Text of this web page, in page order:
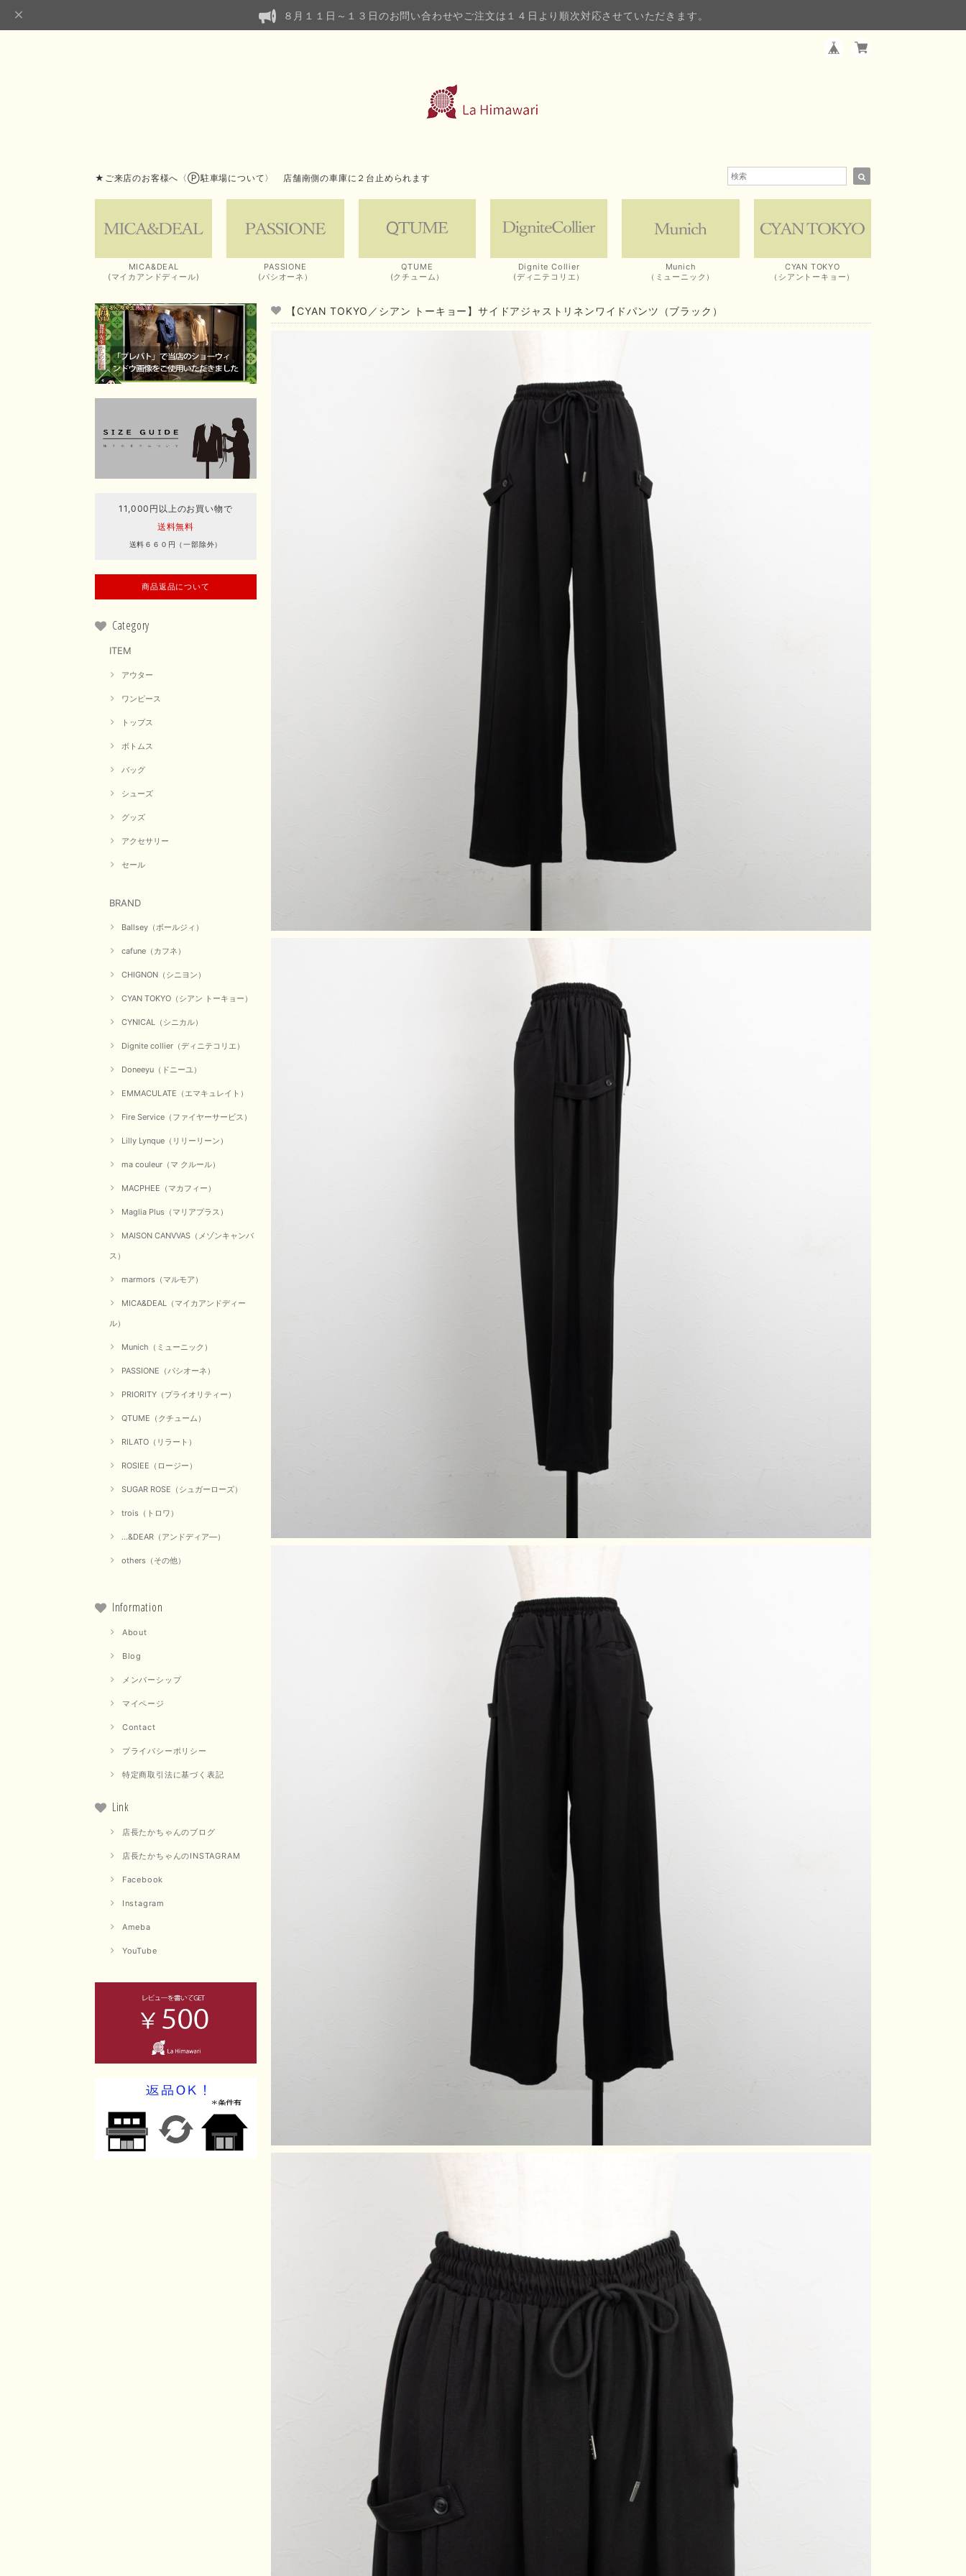
８月１１日～１３日のお問い合わせやご注文は１４日より順次対応させていただきます。
★ご来店のお客様へ〈Ⓟ駐車場について〉 店舗南側の車庫に２台止められます
MICA&DEAL
(マイカアンドディール)
PASSIONE
(パシオーネ）
QTUME
(クチューム）
Dignite Collier
(ディニテコリエ）
Munich
（ミューニック）
CYAN TOKYO
（シアントーキョー）
11,000円以上のお買い物で
送料無料
送料６６０円（一部除外）
商品返品について
Category
ITEM
アウター
ワンピース
トップス
ボトムス
バッグ
シューズ
グッズ
アクセサリー
セール
BRAND
Ballsey（ボールジィ）
cafune（カフネ）
CHIGNON（シニヨン）
CYAN TOKYO（シアン トーキョー）
CYNICAL（シニカル）
Dignite collier（ディニテコリエ）
Doneeyu（ドニーユ）
EMMACULATE（エマキュレイト）
Fire Service（ファイヤーサービス）
Lilly Lynque（リリーリーン）
ma couleur（マ クルール）
MACPHEE（マカフィー）
Maglia Plus（マリアプラス）
MAISON CANVVAS（メゾンキャンバ
ス）
marmors（マルモア）
MICA&DEAL（マイカアンドディー
ル）
Munich（ミューニック）
PASSIONE（パシオーネ）
PRIORITY（プライオリティー）
QTUME（クチューム）
RILATO（リラート）
ROSIEE（ロージー）
SUGAR ROSE（シュガーローズ）
trois（トロワ）
...&DEAR（アンドディア―）
others（その他）
Information
About
Blog
メンバーシップ
マイページ
Contact
プライバシーポリシー
特定商取引法に基づく表記
Link
店長たかちゃんのブログ
店長たかちゃんのINSTAGRAM
Facebook
Instagram
Ameba
YouTube
【CYAN TOKYO／シアン トーキョー】サイドアジャストリネンワイドパンツ（ブラック）